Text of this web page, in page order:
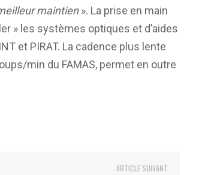
maintien». La prise en main
» les systèmes optiques et d’aides
et PIRAT. La cadence plus lente
min du FAMAS, permet en outre
ARTICLE SUIVANT